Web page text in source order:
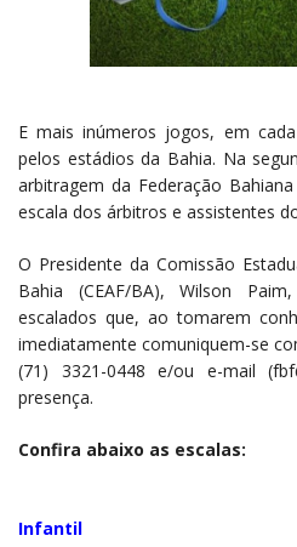
E mais inúmeros jogos, em
pelos estádios da Bahia. Na
arbitragem da Federação
escala dos árbitros e assistentes
O Presidente da Comissão
Bahia (CEAF/BA), Wilson
escalados que, ao tomarem
imediatamente comuniquem-se
(71) 3321-0448 e/ou e-mail
presença.
Confira abaixo as escalas:
Infantil